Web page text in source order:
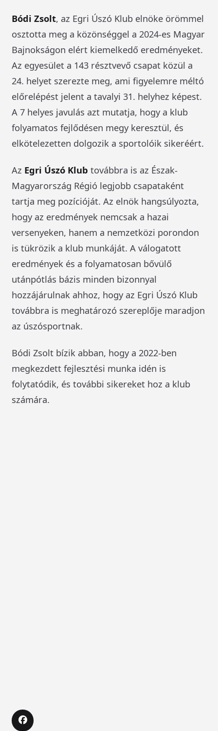
Bódi Zsolt, az Egri Úszó Klub elnöke örömmel
osztotta meg a közönséggel a 2024-es Magyar
Bajnokságon elért kiemelkedő eredményeket.
Az egyesület a 143 résztvevő csapat közül a
24. helyet szerezte meg, ami figyelemre méltó
előrelépést jelent a tavalyi 31. helyhez képest.
A 7 helyes javulás azt mutatja, hogy a klub
folyamatos fejlődésen megy keresztül, és
elkötelezetten dolgozik a sportolóik sikeréért.
Az Egri Úszó Klub továbbra is az Észak-
Magyarország Régió legjobb csapataként
tartja meg pozícióját. Az elnök hangsúlyozta,
hogy az eredmények nemcsak a hazai
versenyeken, hanem a nemzetközi porondon
is tükrözik a klub munkáját. A válogatott
eredmények és a folyamatosan bővülő
utánpótlás bázis minden bizonnyal
hozzájárulnak ahhoz, hogy az Egri Úszó Klub
továbbra is meghatározó szereplője maradjon
az úszósportnak.
Bódi Zsolt bízik abban, hogy a 2022-ben
megkezdett fejlesztési munka idén is
folytatódik, és további sikereket hoz a klub
számára.